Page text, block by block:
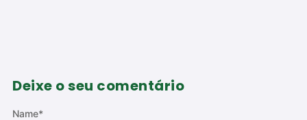
Deixe o seu comentário
Name*